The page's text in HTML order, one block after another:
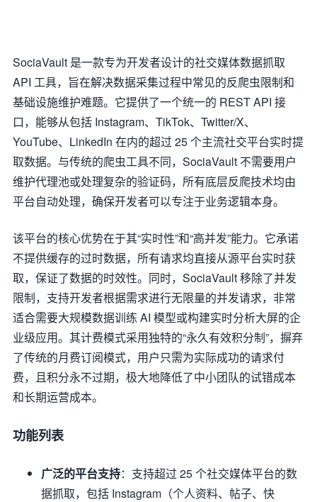
SociaVault 是一款专为开发者设计的社交媒体数据抓取
API 工具，旨在解决数据采集过程中常见的反爬虫限制和
基础设施维护难题。它提供了一个统一的 REST API 接
口，能够从包括 Instagram、TikTok、Twitter/X、
YouTube、LinkedIn 在内的超过 25 个主流社交平台实时提
取数据。与传统的爬虫工具不同，SociaVault 不需要用户
维护代理池或处理复杂的验证码，所有底层反爬技术均由
平台自动处理，确保开发者可以专注于业务逻辑本身。
该平台的核心优势在于其“实时性”和“高并发”能力。它承诺
不提供缓存的过时数据，所有请求均直接从源平台实时获
取，保证了数据的时效性。同时，SociaVault 移除了并发
限制，支持开发者根据需求进行无限量的并发请求，非常
适合需要大规模数据训练 AI 模型或构建实时分析大屏的企
业级应用。其计费模式采用独特的“永久有效积分制”，摒弃
了传统的月费订阅模式，用户只需为实际成功的请求付
费，且积分永不过期，极大地降低了中小团队的试错成本
和长期运营成本。
功能列表
广泛的平台支持：支持超过 25 个社交媒体平台的数
据抓取，包括 Instagram（个人资料、帖子、快